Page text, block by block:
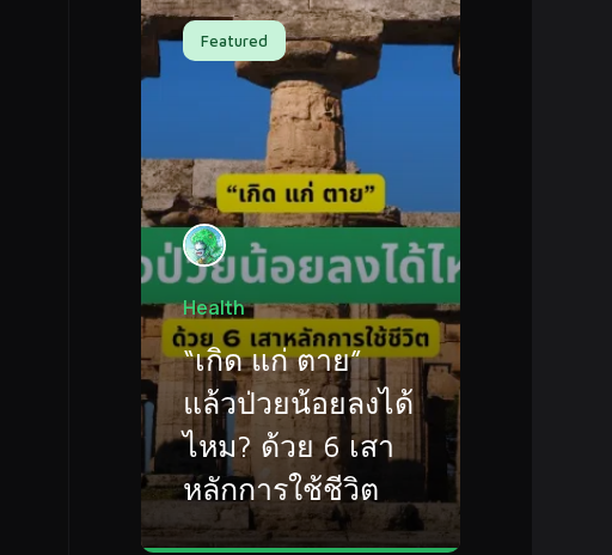
Featured
Health
“เกิด แก่ ตาย”
แล้วป่วยน้อยลงได้
ไหม? ด้วย 6 เสา
หลักการใช้ชีวิต